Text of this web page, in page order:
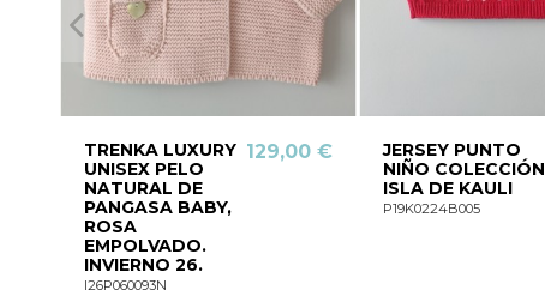
TRENKA LUXURY
UNISEX PELO
NATURAL DE
PANGASA BABY,
ROSA
EMPOLVADO.
INVIERNO 26.
I26P060093N
129,00 €
JERSEY PUNTO
NIÑO COLECCIÓN
ISLA DE KAULI
P19K0224B005